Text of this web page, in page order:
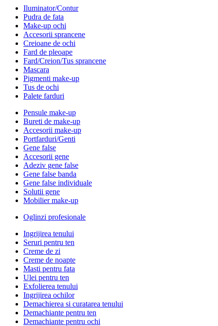
Iluminator/Contur
Pudra de fata
Make-up ochi
Accesorii sprancene
Creioane de ochi
Fard de pleoape
Fard/Creion/Tus sprancene
Mascara
Pigmenti make-up
Tus de ochi
Palete farduri
Pensule make-up
Bureti de make-up
Accesorii make-up
Portfarduri/Genti
Gene false
Accesorii gene
Adeziv gene false
Gene false banda
Gene false individuale
Solutii gene
Mobilier make-up
Oglinzi profesionale
Ingrijirea tenului
Seruri pentru ten
Creme de zi
Creme de noapte
Masti pentru fata
Ulei pentru ten
Exfolierea tenului
Ingrijirea ochilor
Demachierea si curatarea tenului
Demachiante pentru ten
Demachiante pentru ochi